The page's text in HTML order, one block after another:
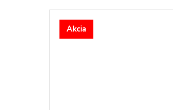
Akcia